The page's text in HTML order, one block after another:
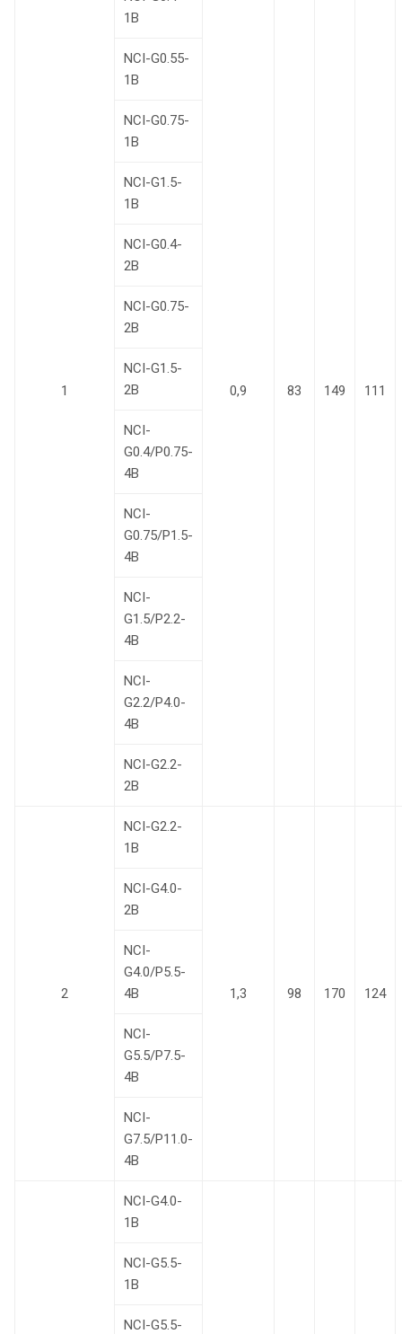
1
1В
0,9 83 149 111
NCI-G0.55-
1В
NCI-G0.75-
1В
NCI-G1.5-
1В
NCI-G0.4-
2B
NCI-G0.75-
2B
NCI-G1.5-
2B
NCI-
G0.4/P0.75-
4B
NCI-
G0.75/P1.5-
4B
NCI-
G1.5/P2.2-
4B
NCI-
G2.2/P4.0-
4B
NCI-G2.2-
2B
2
NCI-G2.2-
1В
1,3 98 170 124
NCI-G4.0-
2B
NCI-
G4.0/P5.5-
4B
NCI-
G5.5/P7.5-
4B
NCI-
G7.5/P11.0-
4B
NCI-G4.0-
1В
NCI-G5.5-
1В
NCI-G5.5-